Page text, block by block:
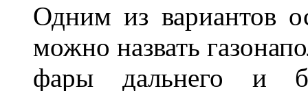
Одним из вариантов
можно назвать
фары дальнего и